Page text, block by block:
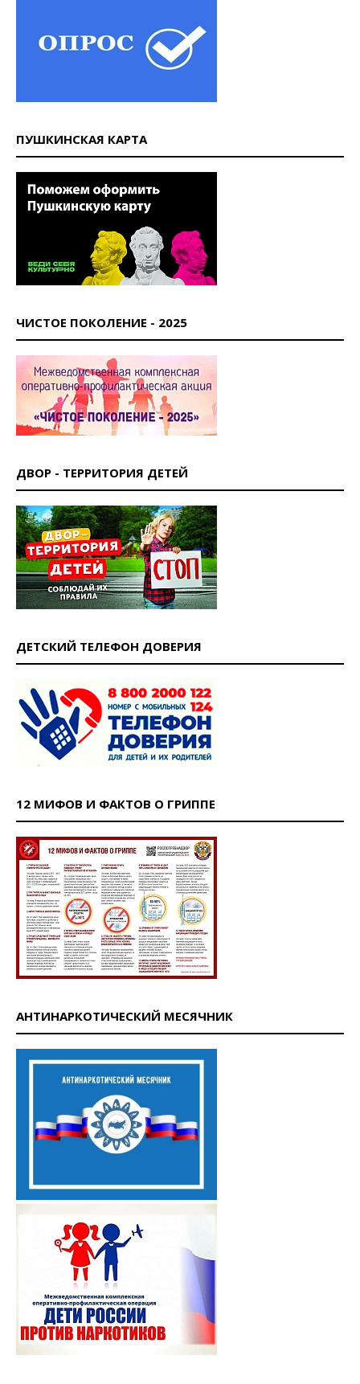
ПУШКИНСКАЯ КАРТА
ЧИСТОЕ ПОКОЛЕНИЕ - 2025
ДВОР - ТЕРРИТОРИЯ ДЕТЕЙ
ДЕТСКИЙ ТЕЛЕФОН ДОВЕРИЯ
12 МИФОВ И ФАКТОВ О ГРИППЕ
АНТИНАРКОТИЧЕСКИЙ МЕСЯЧНИК